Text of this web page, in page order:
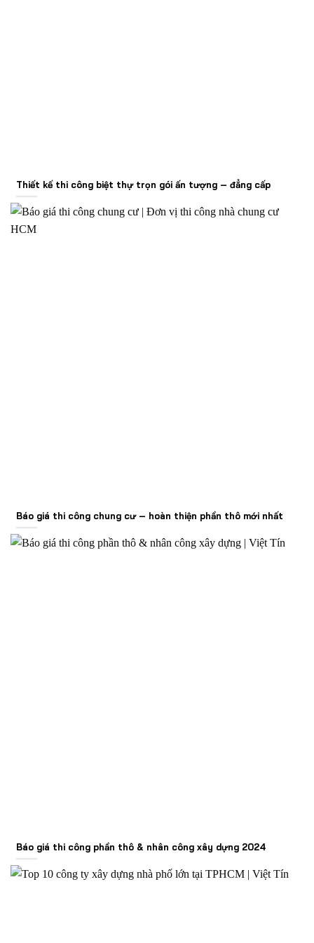
Thiết kế thi công biệt thự trọn gói ấn tượng – đẳng cấp
Báo giá thi công chung cư – hoàn thiện phần thô mới nhất
Báo giá thi công phần thô & nhân công xây dựng 2024